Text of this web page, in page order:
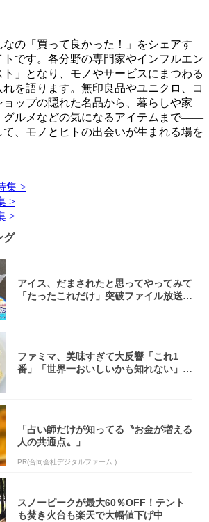
なの「買って良かった！」をシェアす
トです。各分野の専門家やインフルエン
」となり、モノやサービスにまつわる
を語ります。無印良品やユニクロ、コ
ップの隠れた名品から、暮らしや家
グルメなどの気になるアイテムまで――
て、モノとヒトの出会いが生まれる場を
集 >
>
>
グ
アイス、だまされたと思ってやってみて
「たったこれだけ」突破ファイル放送で
ファミマ、美味すぎて大反響「これ1
番」「世界一おいしいかも知れない」
「占い師だけが知ってる〝お金が増える
人の共通点〟」
PR(合同会社デジタルファーム )
スノーピークが最大60％OFF！テント
も焚き火台も楽天で大幅値下げ中